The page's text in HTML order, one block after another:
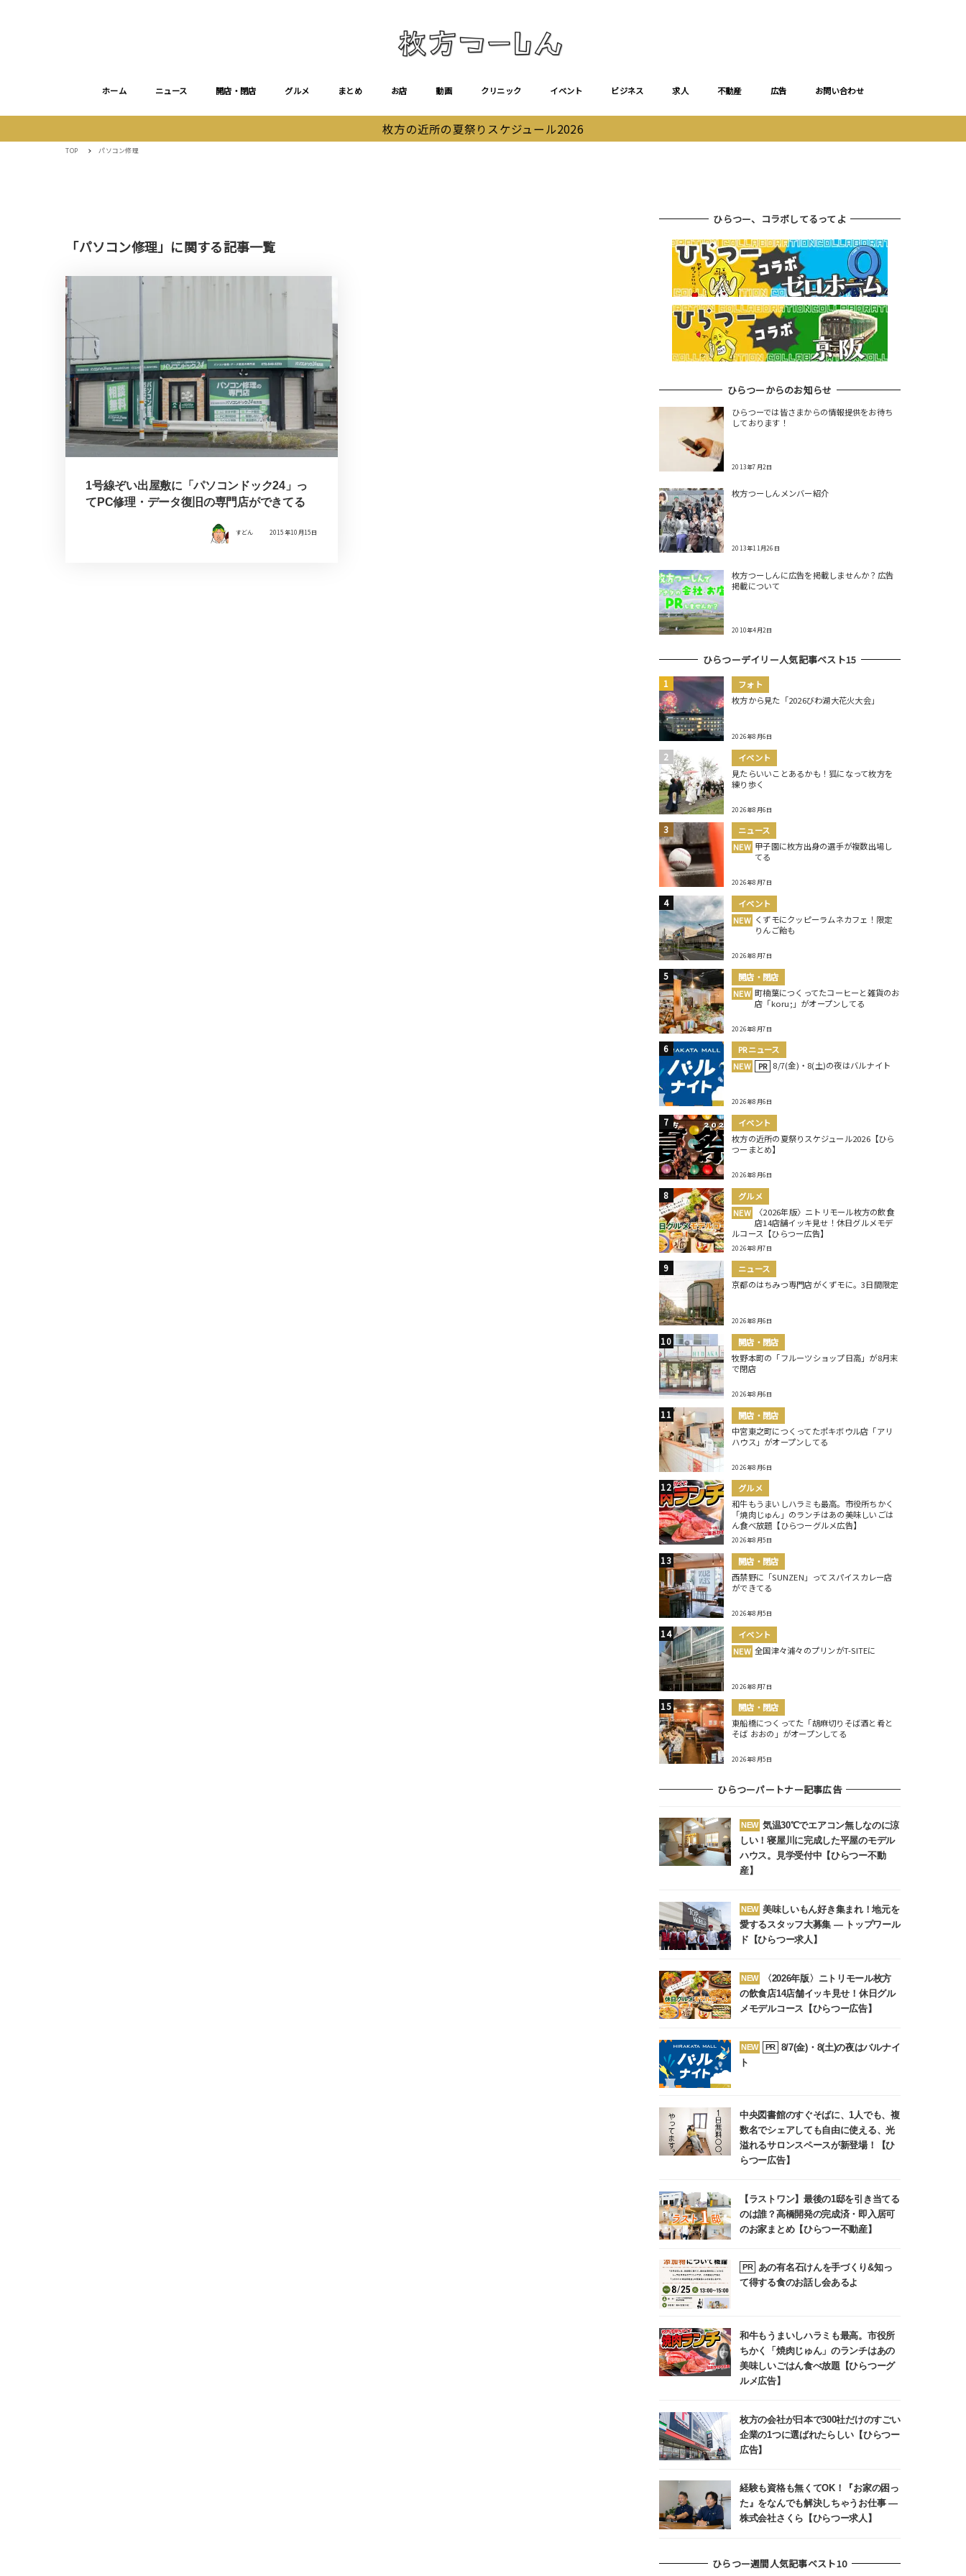
ホーム ニュース 開店・閉店 グルメ まとめ お店 動画 クリニック イベント ビジネス 求人 不動産 広告 お問い合わせ
枚方の近所の夏祭りスケジュール2026
TOP パソコン修理
「パソコン修理」に関する記事一覧
1号線ぞい出屋敷に「パソコンドック24」っ
てPC修理・データ復旧の専門店ができてる
すどん 2015年10月15日
ひらつー、コラボしてるってよ
ひらつーからのお知らせ
ひらつーでは皆さまからの情報提供をお待ち
しております！
2013年7月2日
枚方つーしんメンバー紹介
2013年11月26日
枚方つーしんに広告を掲載しませんか？広告
掲載について
2010年4月2日
ひらつーデイリー人気記事ベスト15
フォト
枚方から見た「2026びわ湖大花火大会」
2026年8月6日
イベント
見たらいいことあるかも！狐になって枚方を
練り歩く
2026年8月6日
ニュース
NEW 甲子園に枚方出身の選手が複数出場し
てる
2026年8月7日
イベント
NEW くずモにクッピーラムネカフェ！限定
りんご飴も
2026年8月7日
開店・閉店
NEW 町楠葉につくってたコーヒーと雑貨のお
店「koru;」がオープンしてる
2026年8月7日
PRニュース
NEW
PR 8/7(金)・8(土)の夜はバルナイト
2026年8月6日
イベント
枚方の近所の夏祭りスケジュール2026【ひら
つーまとめ】
2026年8月6日
グルメ
NEW
〈2026年版〉ニトリモール枚方の飲食
店14店舗イッキ見せ！休日グルメモデ
ルコース【ひらつー広告】
2026年8月7日
ニュース
京都のはちみつ専門店がくずモに。3日間限定
2026年8月6日
開店・閉店
牧野本町の「フルーツショップ日高」が8月末
で閉店
2026年8月6日
開店・閉店
中宮東之町につくってたポキボウル店「アリ
ハウス」がオープンしてる
2026年8月6日
グルメ
和牛もうまいしハラミも最高。市役所ちかく
「焼肉じゅん」のランチはあの美味しいごは
ん食べ放題【ひらつーグルメ広告】
2026年8月5日
開店・閉店
西禁野に「SUNZEN」ってスパイスカレー店
ができてる
2026年8月5日
イベント
NEW 全国津々浦々のプリンがT-SITEに
2026年8月7日
開店・閉店
東船橋につくってた「胡麻切りそば酒と肴と
そば おおの」がオープンしてる
2026年8月5日
ひらつーパートナー記事広告
NEW 気温30℃でエアコン無しなのに涼
しい！寝屋川に完成した平屋のモデル
ハウス。見学受付中【ひらつー不動
産】
NEW 美味しいもん好き集まれ！地元を
愛するスタッフ大募集 ― トップワール
ド【ひらつー求人】
NEW
〈2026年版〉ニトリモール枚方
の飲食店14店舗イッキ見せ！休日グル
メモデルコース【ひらつー広告】
NEW PR
8/7(金)・8(土)の夜はバルナイ
ト
中央図書館のすぐそばに、1人でも、複
数名でシェアしても自由に使える、光
溢れるサロンスペースが新登場！【ひ
らつー広告】
【ラストワン】最後の1邸を引き当てる
のは誰？高橋開発の完成済・即入居可
のお家まとめ【ひらつー不動産】
PR
あの有名石けんを手づくり&知っ
て得する食のお話し会あるよ
和牛もうまいしハラミも最高。市役所
ちかく「焼肉じゅん」のランチはあの
美味しいごはん食べ放題【ひらつーグ
ルメ広告】
枚方の会社が日本で300社だけのすごい
企業の1つに選ばれたらしい【ひらつー
広告】
経験も資格も無くてOK！『お家の困っ
た』をなんでも解決しちゃうお仕事 ―
株式会社さくら【ひらつー求人】
ひらつー週間人気記事ベスト10